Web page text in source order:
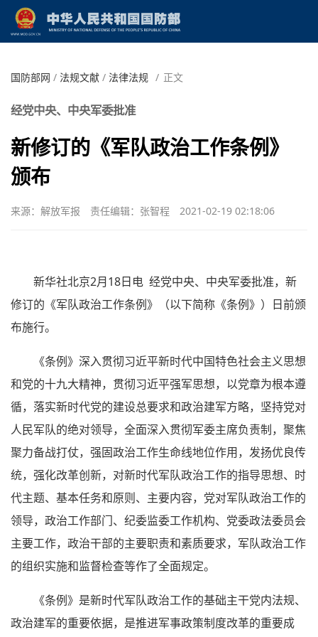
国防部网 / 法规文献 / 法律法规 / 正文
经党中央、中央军委批准
新修订的《军队政治工作条例》
颁布
来源：解放军报 责任编辑：张智程 2021-02-19 02:18:06
新华社北京2月18日电 经党中央、中央军委批准，新
修订的《军队政治工作条例》（以下简称《条例》）日前颁
布施行。
《条例》深入贯彻习近平新时代中国特色社会主义思想
和党的十九大精神，贯彻习近平强军思想，以党章为根本遵
循，落实新时代党的建设总要求和政治建军方略，坚持党对
人民军队的绝对领导，全面深入贯彻军委主席负责制，聚焦
聚力备战打仗，强固政治工作生命线地位作用，发扬优良传
统，强化改革创新，对新时代军队政治工作的指导思想、时
代主题、基本任务和原则、主要内容，党对军队政治工作的
领导，政治工作部门、纪委监委工作机构、党委政法委员会
主要工作，政治干部的主要职责和素质要求，军队政治工作
的组织实施和监督检查等作了全面规定。
《条例》是新时代军队政治工作的基础主干党内法规、
政治建军的重要依据，是推进军事政策制度改革的重要成